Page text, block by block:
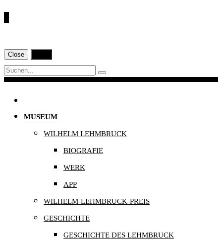
Close
Navigation
MUSEUM
WILHELM LEHMBRUCK
BIOGRAFIE
WERK
APP
WILHELM-LEHMBRUCK-PREIS
GESCHICHTE
GESCHICHTE DES LEHMBRUCK